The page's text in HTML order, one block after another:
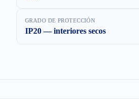
GRADO DE PROTECCIÓN
IP20 — interiores secos